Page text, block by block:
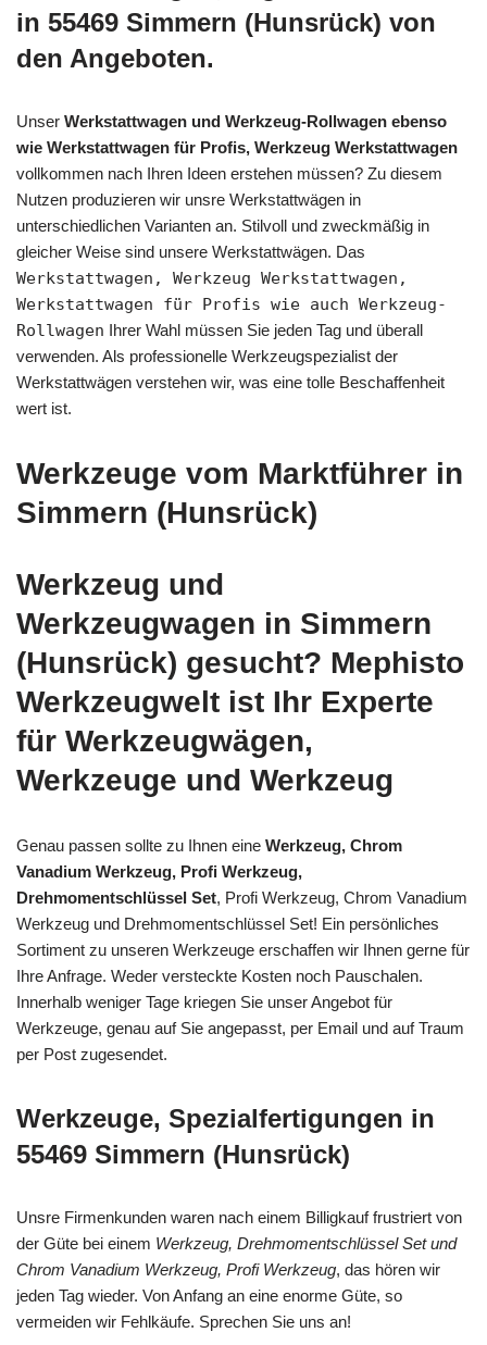
in 55469 Simmern (Hunsrück) von
den Angeboten.
Unser Werkstattwagen und Werkzeug-Rollwagen ebenso
wie Werkstattwagen für Profis, Werkzeug Werkstattwagen
vollkommen nach Ihren Ideen erstehen müssen? Zu diesem
Nutzen produzieren wir unsre Werkstattwägen in
unterschiedlichen Varianten an. Stilvoll und zweckmäßig in
gleicher Weise sind unsere Werkstattwägen. Das
Werkstattwagen, Werkzeug Werkstattwagen,
Werkstattwagen für Profis wie auch Werkzeug-
Rollwagen Ihrer Wahl müssen Sie jeden Tag und überall
verwenden. Als professionelle Werkzeugspezialist der
Werkstattwägen verstehen wir, was eine tolle Beschaffenheit
wert ist.
Werkzeuge vom Marktführer in
Simmern (Hunsrück)
Werkzeug und
Werkzeugwagen in Simmern
(Hunsrück) gesucht? Mephisto
Werkzeugwelt ist Ihr Experte
für Werkzeugwägen,
Werkzeuge und Werkzeug
Genau passen sollte zu Ihnen eine Werkzeug, Chrom
Vanadium Werkzeug, Profi Werkzeug,
Drehmomentschlüssel Set, Profi Werkzeug, Chrom Vanadium
Werkzeug und Drehmomentschlüssel Set! Ein persönliches
Sortiment zu unseren Werkzeuge erschaffen wir Ihnen gerne für
Ihre Anfrage. Weder versteckte Kosten noch Pauschalen.
Innerhalb weniger Tage kriegen Sie unser Angebot für
Werkzeuge, genau auf Sie angepasst, per Email und auf Traum
per Post zugesendet.
Werkzeuge, Spezialfertigungen in
55469 Simmern (Hunsrück)
Unsre Firmenkunden waren nach einem Billigkauf frustriert von
der Güte bei einem Werkzeug, Drehmomentschlüssel Set und
Chrom Vanadium Werkzeug, Profi Werkzeug, das hören wir
jeden Tag wieder. Von Anfang an eine enorme Güte, so
vermeiden wir Fehlkäufe. Sprechen Sie uns an!